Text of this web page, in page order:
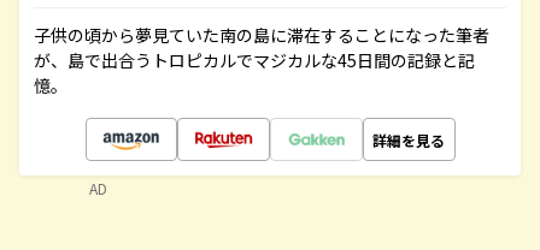
子供の頃から夢見ていた南の島に滞在することになった筆者
が、島で出合うトロピカルでマジカルな45日間の記録と記
憶。
詳細を見る
AD